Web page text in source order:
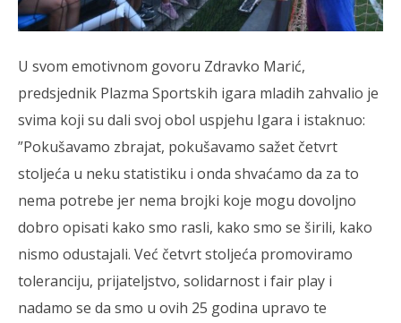
U svom emotivnom govoru Zdravko Marić,
predsjednik Plazma Sportskih igara mladih zahvalio je
svima koji su dali svoj obol uspjehu Igara i istaknuo:
”Pokušavamo zbrajat, pokušavamo sažet četvrt
stoljeća u neku statistiku i onda shvaćamo da za to
nema potrebe jer nema brojki koje mogu dovoljno
dobro opisati kako smo rasli, kako smo se širili, kako
nismo odustajali. Već četvrt stoljeća promoviramo
toleranciju, prijateljstvo, solidarnost i fair play i
nadamo se da smo u ovih 25 godina upravo te